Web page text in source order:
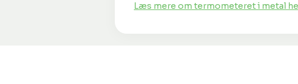
Læs mere om termometeret i metal